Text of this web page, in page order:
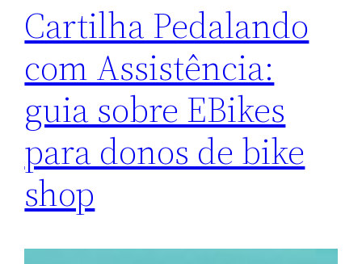
Cartilha Pedalando
com Assistência:
guia sobre EBikes
para donos de bike
shop